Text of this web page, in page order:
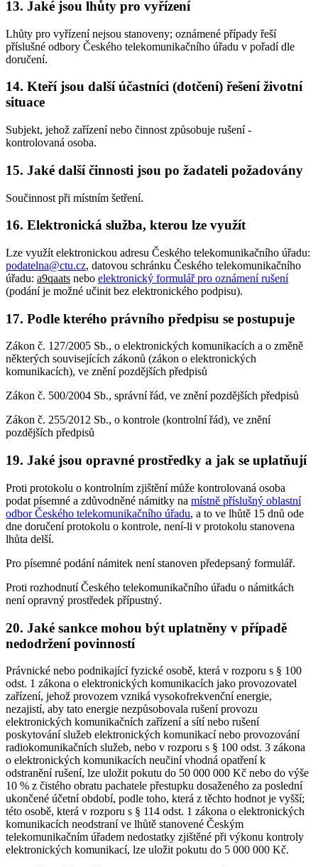
13. Jaké jsou lhůty pro vyřízení
Lhůty pro vyřízení nejsou stanoveny; oznámené případy řeší
příslušné odbory Českého telekomunikačního úřadu v pořadí dle
doručení.
14. Kteří jsou další účastníci (dotčení) řešení životní
situace
Subjekt, jehož zařízení nebo činnost způsobuje rušení -
kontrolovaná osoba.
15. Jaké další činnosti jsou po žadateli požadovány
Součinnost při místním šetření.
16. Elektronická služba, kterou lze využít
Lze využít elektronickou adresu Českého telekomunikačního úřadu:
podatelna@ctu.cz, datovou schránku Českého telekomunikačního
úřadu: a9qaats nebo elektronický formulář pro oznámení rušení
(podání je možné učinit bez elektronického podpisu).
17. Podle kterého právního předpisu se postupuje
Zákon č. 127/2005 Sb., o elektronických komunikacích a o změně
některých souvisejících zákonů (zákon o elektronických
komunikacích), ve znění pozdějších předpisů
Zákon č. 500/2004 Sb., správní řád, ve znění pozdějších předpisů
Zákon č. 255/2012 Sb., o kontrole (kontrolní řád), ve znění
pozdějších předpisů
19. Jaké jsou opravné prostředky a jak se uplatňují
Proti protokolu o kontrolním zjištění může kontrolovaná osoba
podat písemné a zdůvodněné námitky na místně příslušný oblastní
odbor Českého telekomunikačního úřadu, a to ve lhůtě 15 dnů ode
dne doručení protokolu o kontrole, není-li v protokolu stanovena
lhůta delší.
Pro písemné podání námitek není stanoven předepsaný formulář.
Proti rozhodnutí Českého telekomunikačního úřadu o námitkách
není opravný prostředek přípustný.
20. Jaké sankce mohou být uplatněny v případě
nedodržení povinností
Právnické nebo podnikající fyzické osobě, která v rozporu s § 100
odst. 1 zákona o elektronických komunikacích jako provozovatel
zařízení, jehož provozem vzniká vysokofrekvenční energie,
nezajistí, aby tato energie nezpůsobovala rušení provozu
elektronických komunikačních zařízení a sítí nebo rušení
poskytování služeb elektronických komunikací nebo provozování
radiokomunikačních služeb, nebo v rozporu s § 100 odst. 3 zákona
o elektronických komunikacích neučiní vhodná opatření k
odstranění rušení, lze uložit pokutu do 50 000 000 Kč nebo do výše
10 % z čistého obratu pachatele přestupku dosaženého za poslední
ukončené účetní období, podle toho, která z těchto hodnot je vyšší;
této osobě, která v rozporu s § 114 odst. 1 zákona o elektronických
komunikacích neodstraní ve lhůtě stanovené Českým
telekomunikačním úřadem nedostatky zjištěné při výkonu kontroly
elektronických komunikací, lze uložit pokutu do 5 000 000 Kč.